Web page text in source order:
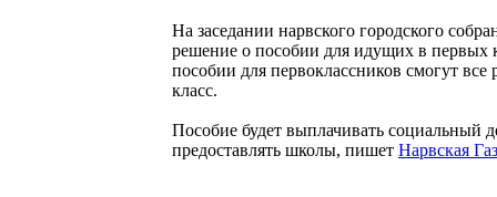
На заседании нарвского городского
решение о пособии для идущих в первых
пособии для первоклассников смогут
класс.
Пособие будет выплачивать социальный
предоставлять школы, пишет Нарвская